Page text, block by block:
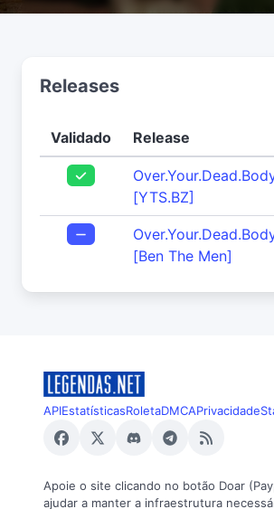
Releases
Validado Release
[YTS.BZ]
[Ben The Men]
APIEstatísticasRoletaDMCAPrivacidade
Apoie o site clicando no botão Doar
ajudar a manter a infraestrutura